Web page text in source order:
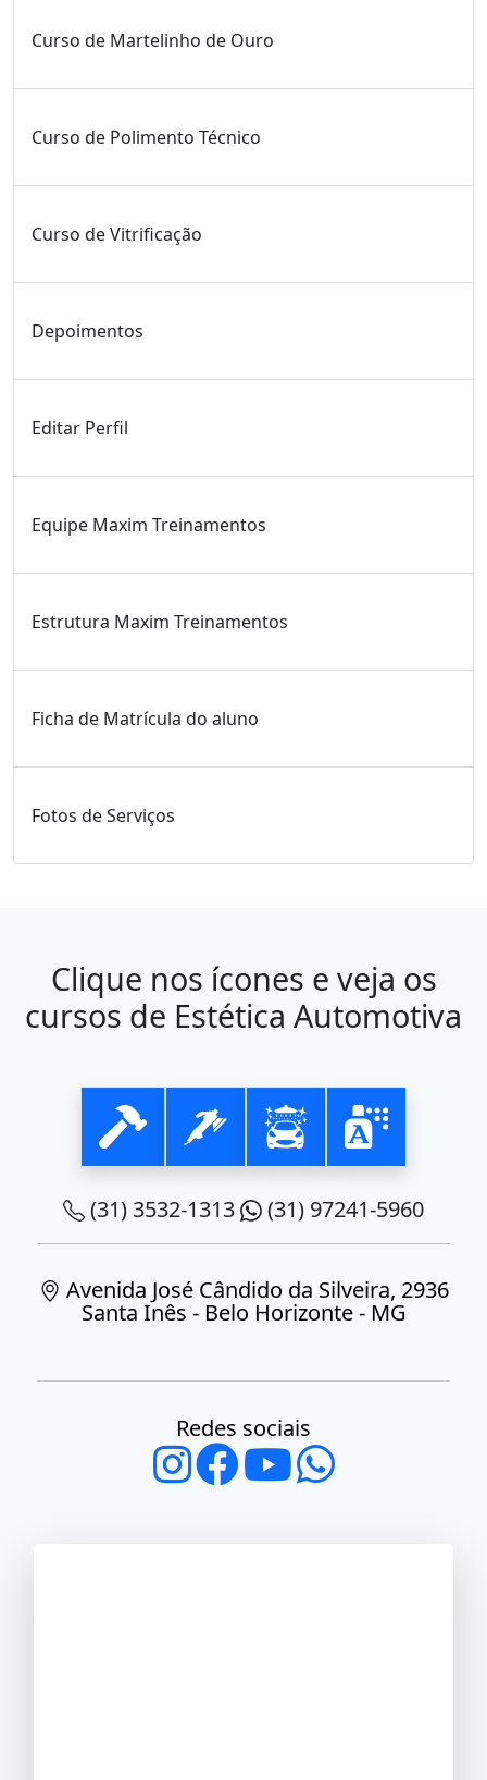
Curso de Martelinho de Ouro
Curso de Polimento Técnico
Curso de Vitrificação
Depoimentos
Editar Perfil
Equipe Maxim Treinamentos
Estrutura Maxim Treinamentos
Ficha de Matrícula do aluno
Fotos de Serviços
Clique nos ícones e veja os
cursos de Estética Automotiva
(31) 3532-1313 (31) 97241-5960
Avenida José Cândido da Silveira, 2936
Santa Inês - Belo Horizonte - MG
Redes sociais